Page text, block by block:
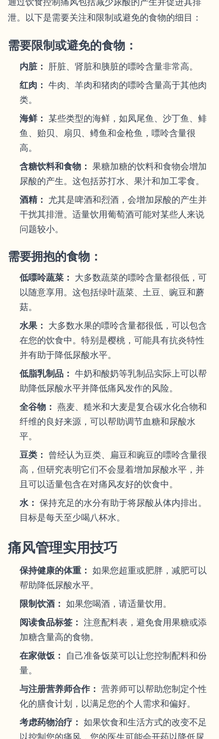
泄。以下是需要关注和限制或避免的食物的细目：
需要限制或避免的食物：
内脏：
肝脏、肾脏和胰脏的嘌呤含量非常高。
红肉： 牛肉、羊肉和猪肉的嘌呤含量高于其他肉
类。
海鲜：
某些类型的海鲜，如凤尾鱼、沙丁鱼、鲱
鱼、贻贝、扇贝、鳟鱼和金枪鱼，嘌呤含量很
高。
含糖饮料和食物： 果糖加糖的饮料和食物会增加
尿酸的产生。这包括苏打水、果汁和加工零食。
酒精：
尤其是啤酒和烈酒，会增加尿酸的产生并
干扰其排泄。适量饮用葡萄酒可能对某些人来说
问题较小。
需要拥抱的食物：
低嘌呤蔬菜：
大多数蔬菜的嘌呤含量都很低，可
以随意享用。这包括绿叶蔬菜、土豆、豌豆和蘑
菇。
水果：
大多数水果的嘌呤含量都很低，可以包含
在您的饮食中。特别是樱桃，可能具有抗炎特性
并有助于降低尿酸水平。
低脂乳制品： 牛奶和酸奶等乳制品实际上可以帮
助降低尿酸水平并降低痛风发作的风险。
全谷物： 燕麦、糙米和大麦是复合碳水化合物和
纤维的良好来源，可以帮助调节血糖和尿酸水
平。
豆类：
曾经认为豆类、扁豆和豌豆的嘌呤含量很
高，但研究表明它们不会显着增加尿酸水平，并
且可以适量包含在对痛风友好的饮食中。
水： 保持充足的水分有助于将尿酸从体内排出。
目标是每天至少喝八杯水。
痛风管理实用技巧
保持健康的体重： 如果您超重或肥胖，减肥可以
帮助降低尿酸水平。
限制饮酒： 如果您喝酒，请适量饮用。
阅读食品标签： 注意配料表，避免食用果糖或添
加糖含量高的食物。
在家做饭：
自己准备饭菜可以让您控制配料和份
量。
与注册营养师合作： 营养师可以帮助您制定个性
化的膳食计划，以满足您的个人需求和偏好。
考虑药物治疗： 如果饮食和生活方式的改变不足
以控制您的痛风，您的医生可能会开药以降低尿